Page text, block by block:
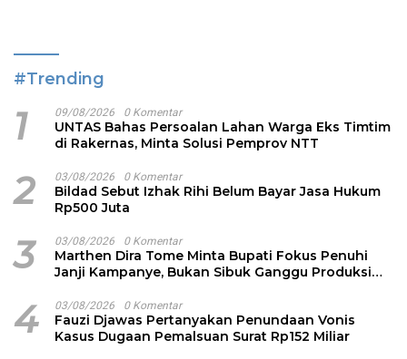
#Trending
1 09/08/2026 0 Komentar
UNTAS Bahas Persoalan Lahan Warga Eks Timtim
di Rakernas, Minta Solusi Pemprov NTT
2 03/08/2026 0 Komentar
Bildad Sebut Izhak Rihi Belum Bayar Jasa Hukum
Rp500 Juta
3 03/08/2026 0 Komentar
Marthen Dira Tome Minta Bupati Fokus Penuhi
Janji Kampanye, Bukan Sibuk Ganggu Produksi
4 03/08/2026 0 Komentar
Fauzi Djawas Pertanyakan Penundaan Vonis
Kasus Dugaan Pemalsuan Surat Rp152 Miliar